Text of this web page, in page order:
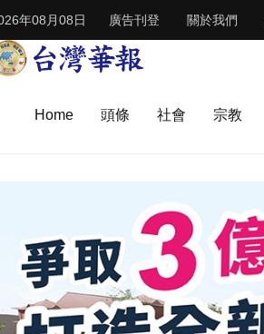
年08月08日 廣告刊登 關於我們
Home 頭條 社會 宗教